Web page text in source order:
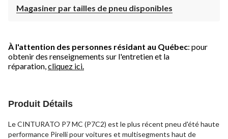
Magasiner par tailles de pneu disponibles
À l'attention des personnes résidant au Québec: pour
obtenir des renseignements sur l'entretien et la
réparation, cliquez ici.
Produit Détails
Le CINTURATO P7 MC (P7C2) est le plus récent pneu d'été haute
performance Pirelli pour voitures et multisegments haut de